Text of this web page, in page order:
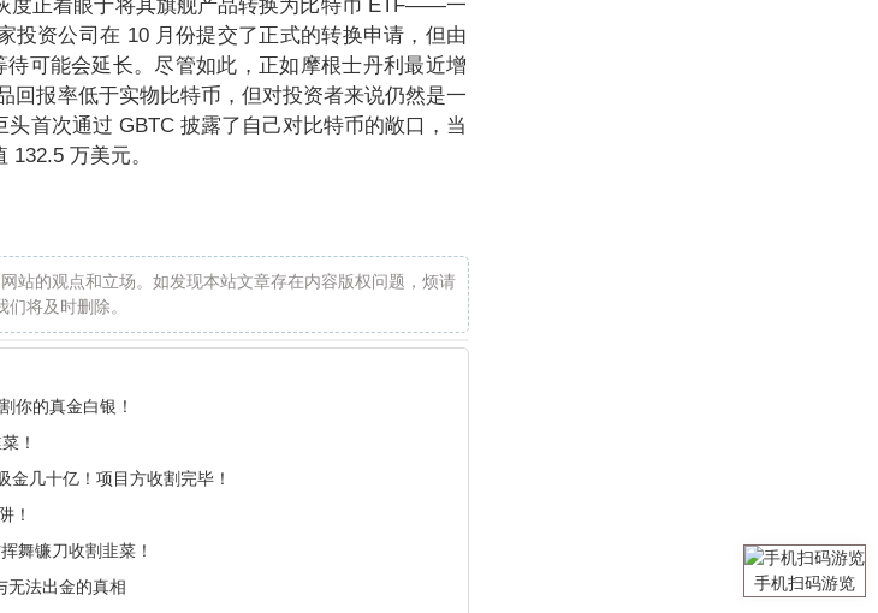
度正着眼于将其旗舰产品转换为比特币 ETF——一
投资公司在 10 月份提交了正式的转换申请，但由
可能会延长。尽管如此，正如摩根士丹利最近增
回报率低于实物比特币，但对投资者来说仍然是一
首次通过 GBTC 披露了自己对比特币的敞口，当
万美元。
站的观点和立场。如发现本站文章存在内容版权问题，烦请
们将及时删除。
你的真金白银！
！
金几十亿！项目方收割完毕！
！
舞镰刀收割韭菜！
无法出金的真相
手机扫码游览